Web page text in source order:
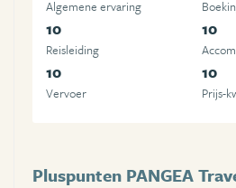
Algemene ervaring
10
Reisleiding
10
10
Vervoer
10
Prijs-
Pluspunten PANGEA